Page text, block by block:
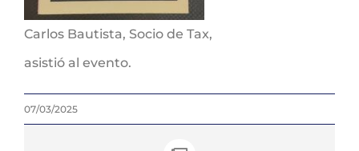
Carlos Bautista, Socio de Tax,
asistió al evento.
07/03/2025